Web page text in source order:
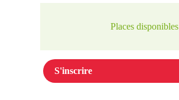
Places disponibles
S'inscrire